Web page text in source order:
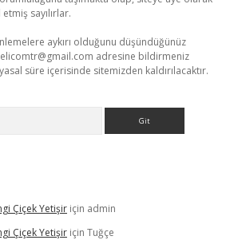
sayılırlar.
aykırı olduğunu düşündüğünüz
adresine bildirmeniz
süre içerisinde sitemizden kaldırılacaktır.
Çiçek Yetişir için admin
Çiçek Yetişir için Tuğçe